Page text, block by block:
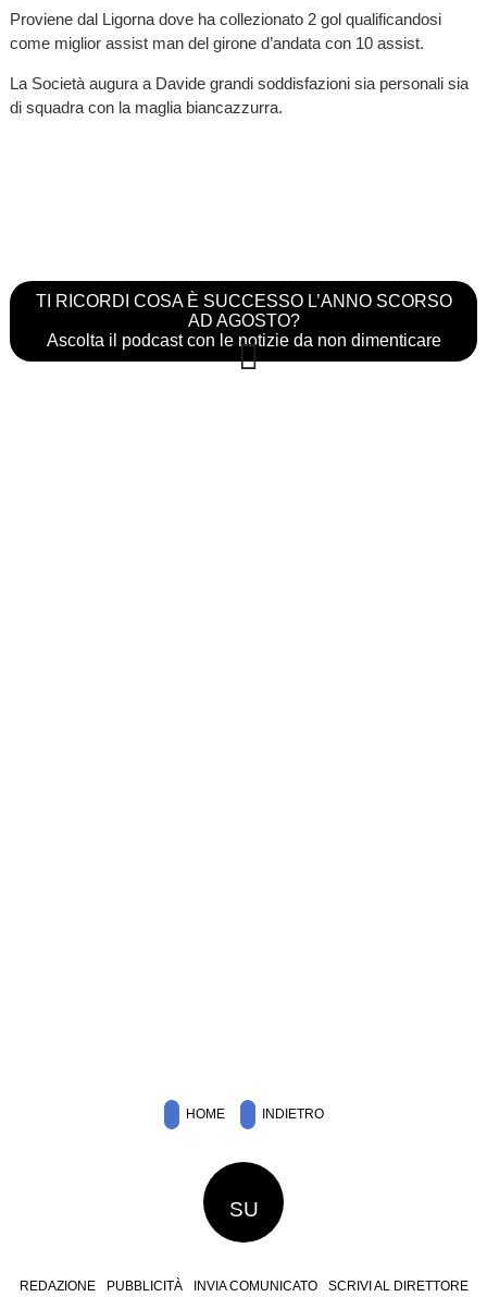
Proviene dal Ligorna dove ha collezionato 2 gol qualificandosi
come miglior assist man del girone d’andata con 10 assist.
La Società augura a Davide grandi soddisfazioni sia personali sia
di squadra con la maglia biancazzurra.
TI RICORDI COSA È SUCCESSO L’ANNO SCORSO
AD AGOSTO?
Ascolta il podcast con le notizie da non dimenticare
HOME INDIETRO
SU
REDAZIONE PUBBLICITÀ INVIA COMUNICATO SCRIVI AL DIRETTORE